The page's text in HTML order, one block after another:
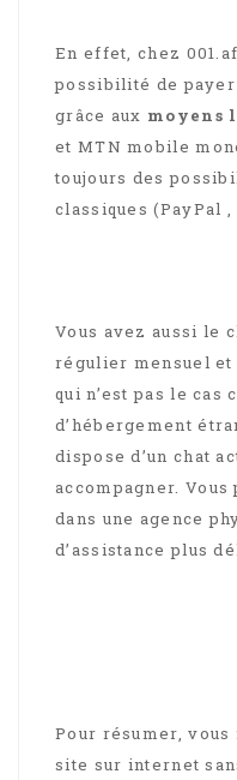
En effet, chez
possibilité de
grâce aux moyens
et MTN mobile
toujours des
classiques (PayPal ,
Vous avez aussi le
régulier mensuel et
qui n’est pas le
d’hébergement
dispose d’un chat
accompagner.
dans une agence
d’assistance plus
Pour résumer,
site sur internet